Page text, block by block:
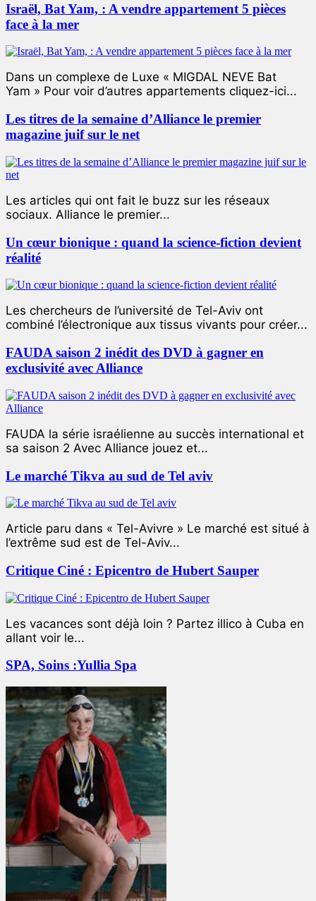
Israël, Bat Yam, : A vendre appartement 5 pièces
face à la mer
Dans un complexe de Luxe « MIGDAL NEVE Bat
Yam » Pour voir d’autres appartements cliquez-ici...
Les titres de la semaine d’Alliance le premier
magazine juif sur le net
Les articles qui ont fait le buzz sur les réseaux
sociaux. Alliance le premier...
Un cœur bionique : quand la science-fiction devient
réalité
Les chercheurs de l’université de Tel-Aviv ont
combiné l’électronique aux tissus vivants pour créer...
FAUDA saison 2 inédit des DVD à gagner en
exclusivité avec Alliance
FAUDA la série israélienne au succès international et
sa saison 2 Avec Alliance jouez et...
Le marché Tikva au sud de Tel aviv
Article paru dans « Tel-Avivre » Le marché est situé à
l’extrême sud est de Tel-Aviv...
Critique Ciné : Epicentro de Hubert Sauper
Les vacances sont déjà loin ? Partez illico à Cuba en
allant voir le...
SPA, Soins :Yullia Spa